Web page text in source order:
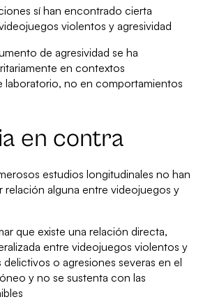
sí han encontrado cierta
violentos y agresividad
de agresividad se ha
en contextos
laboratorio, no en comportamientos
en contra
estudios longitudinales no han
relación alguna entre videojuegos y
que existe una relación directa,
entre videojuegos violentos y
o agresiones severas en el
y no se sustenta con las